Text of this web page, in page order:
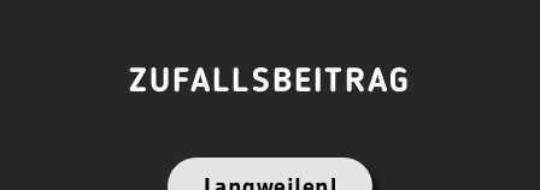
ZUFALLSBEITRAG